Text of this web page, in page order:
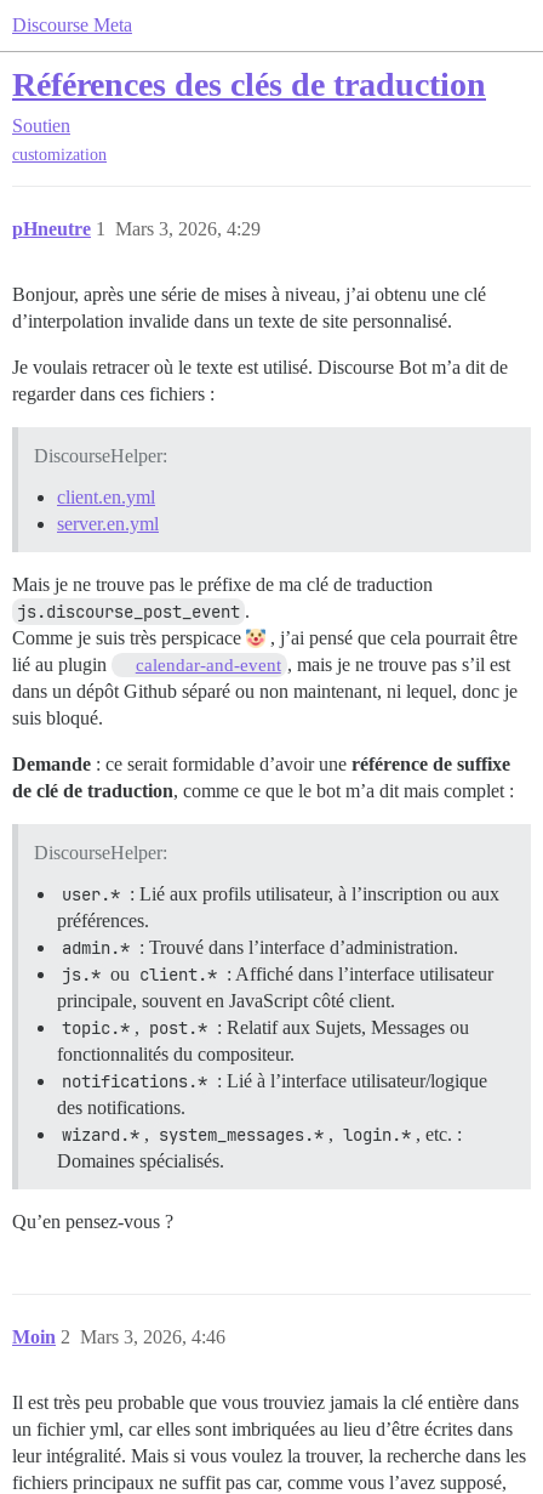
Discourse Meta
Références des clés de traduction
Soutien
customization
pHneutre Mars 3, 2026, 4:29
1
Bonjour, après une série de mises à niveau, j’ai obtenu une clé
d’interpolation invalide dans un texte de site personnalisé.
Je voulais retracer où le texte est utilisé. Discourse Bot m’a dit de
regarder dans ces fichiers :
DiscourseHelper:
client.en.yml
server.en.yml
Mais je ne trouve pas le préfixe de ma clé de traduction
js.discourse_post_event .
Comme je suis très perspicace
, j’ai pensé que cela pourrait être
lié au plugin
calendar-and-event , mais je ne trouve pas s’il est
dans un dépôt Github séparé ou non maintenant, ni lequel, donc je
suis bloqué.
Demande : ce serait formidable d’avoir une référence de suffixe
de clé de traduction, comme ce que le bot m’a dit mais complet :
DiscourseHelper:
user.* : Lié aux profils utilisateur, à l’inscription ou aux
préférences.
admin.* : Trouvé dans l’interface d’administration.
js.* ou client.* : Affiché dans l’interface utilisateur
principale, souvent en JavaScript côté client.
topic.* , post.* : Relatif aux Sujets, Messages ou
fonctionnalités du compositeur.
notifications.* : Lié à l’interface utilisateur/logique
des notifications.
wizard.* , system_messages.* , login.* , etc. :
Domaines spécialisés.
Qu’en pensez-vous ?
Moin Mars 3, 2026, 4:46
2
Il est très peu probable que vous trouviez jamais la clé entière dans
un fichier yml, car elles sont imbriquées au lieu d’être écrites dans
leur intégralité. Mais si vous voulez la trouver, la recherche dans les
fichiers principaux ne suffit pas car, comme vous l’avez supposé,